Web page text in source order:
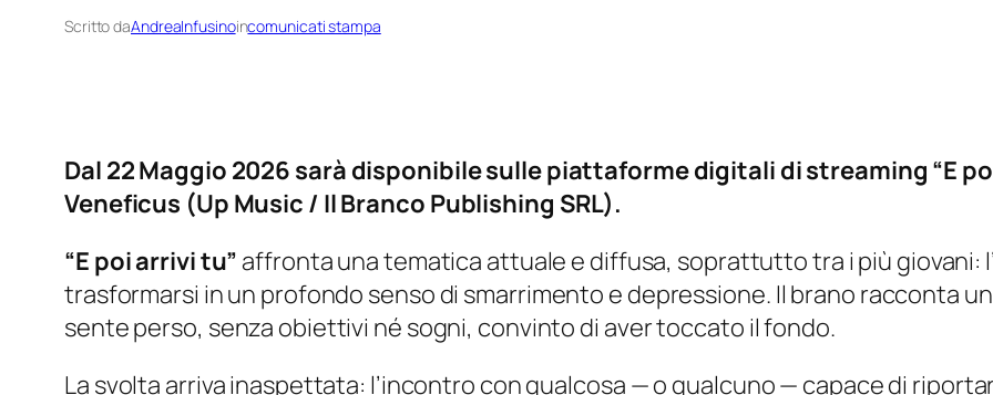
Scritto daAndreaInfusinoincomunicati stampa
Dal 22 Maggio 2026 sarà disponibile sulle piattaforme digitali di streaming “E
Veneficus (Up Music / Il Branco Publishing SRL).
“E poi arrivi tu” affronta una tematica attuale e diffusa, soprattutto tra i più giovani:
trasformarsi in un profondo senso di smarrimento e depressione. Il brano racconta
sente perso, senza obiettivi né sogni, convinto di aver toccato il fondo.
La svolta arriva inaspettata: l’incontro con qualcosa — o qualcuno — capace di